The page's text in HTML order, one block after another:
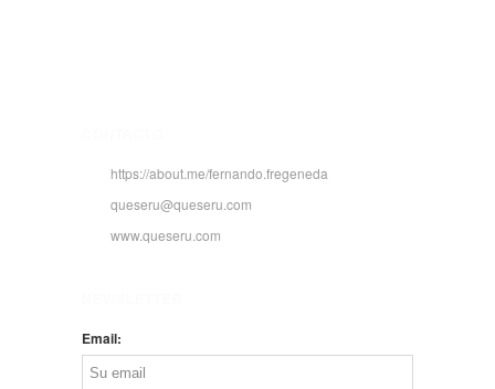
https://about.me/fernando.fregeneda
queseru@queseru.com
www.queseru.com
Email: